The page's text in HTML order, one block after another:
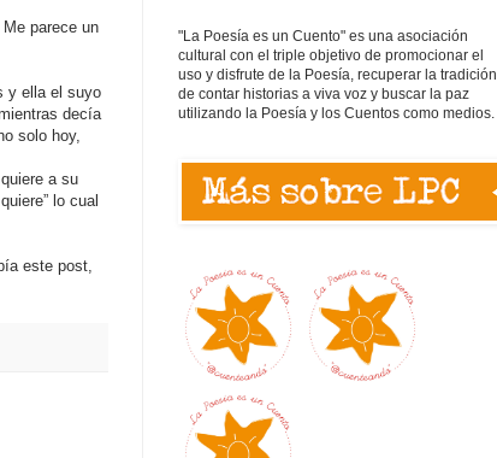
parece un
y ella el suyo
decía
solo hoy,
a su
lo cual
este post,
"La Poesía es un Cuento" es una asociación
cultural con el triple objetivo de promocionar el
uso y disfrute de la Poesía, recuperar la tradición
de contar historias a viva voz y buscar la paz
utilizando la Poesía y los Cuentos como medios.